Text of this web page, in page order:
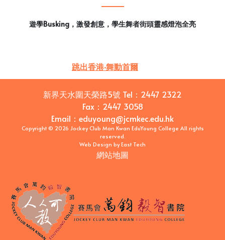
遊學Busking，激發創意，學生舞者街頭靈感燈泡全亮
跳出香港‧舞動首爾
新界天水圍天榮路5號 Tel： 2447 2322
Fax： 2447 3058
Email ： eduyoung@jcmkec.edu.hk
Copyright © 2026 Jockey Club Man Kwan EduYoung College All rights
reserved.
Web Design byEast Tech
網站地圖